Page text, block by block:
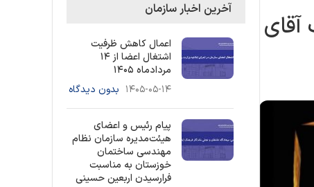
آخرین اخبار سازمان
اعمال کاهش ظرفیت
اشتغال اعضا از ۱۴
مردادماه ۱۴۰۵
۱۴۰۵-۰۵-۱۴ بدون دیدگاه
پیام رئیس و اعضای
هیئت‌مدیره سازمان نظام
مهندسی ساختمان
خوزستان به مناسبت
فرارسیدن اربعین حسینی